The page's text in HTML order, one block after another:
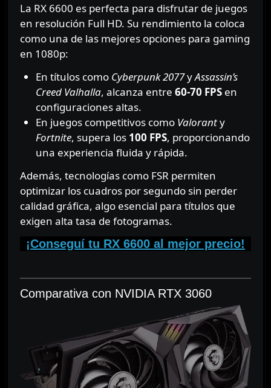
La RX 6600 es perfecta para disfrutar de juegos
en resolución Full HD. Su rendimiento la coloca
como una de las mejores opciones para gaming
en 1080p:
En títulos como Cyberpunk 2077yAssassin’s
Creed Valhalla, alcanza entre 60-70 FPSen
configuraciones altas.
En juegos competitivos como Valoranty
Fortnite, supera los 100 FPS, proporcionando
una experiencia fluida y rápida.
Además, tecnologías como FSR permiten
optimizar los cuadros por segundo sin perder
calidad gráfica, algo esencial para títulos que
exigen alta tasa de fotogramas.
¡Conseguí tu RX 6600 al mejor precio!
Comparativa con NVIDIA RTX 3060